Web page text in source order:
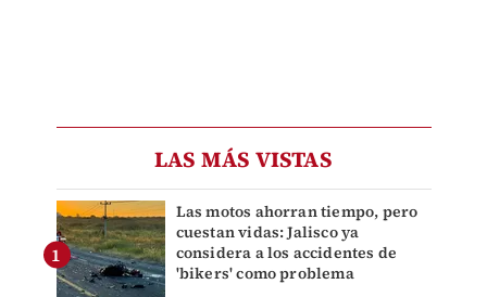
LAS MÁS VISTAS
Las motos ahorran tiempo, pero
cuestan vidas: Jalisco ya
considera a los accidentes de
'bikers' como problema